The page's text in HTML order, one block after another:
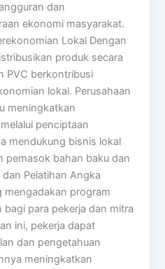
dan
ekonomi masyarakat.
Lokal Dengan
produk secara
PVC berkontribusi
lokal. Perusahaan
meningkatkan
penciptaan
mendukung bisnis lokal
pemasok bahan baku dan
Pelatihan Angka
mengadakan program
para pekerja dan mitra
ini, pekerja dapat
dan pengetahuan
meningkatkan